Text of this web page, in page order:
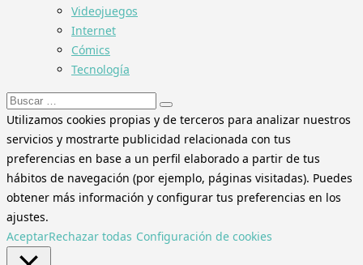
Videojuegos
Internet
Cómics
Tecnología
Buscar:
Utilizamos cookies propias y de terceros para analizar nuestros
servicios y mostrarte publicidad relacionada con tus
preferencias en base a un perfil elaborado a partir de tus
hábitos de navegación (por ejemplo, páginas visitadas). Puedes
obtener más información y configurar tus preferencias en los
ajustes.
AceptarRechazar todas Configuración de cookies